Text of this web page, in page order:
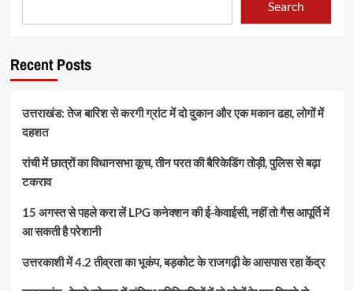
Search
Recent Posts
उत्तराखंड: तेज बारिश से करगी ग्रांट में दो दुकान और एक मकान ढहा, लोगों में
दहशत
रांची में छात्रों का विधानसभा कूच, तीन परत की बैरिकेडिंग तोड़ी, पुलिस से बढ़ा
टकराव
15 अगस्त से पहले करा लें LPG कनेक्शन की ई-केवाईसी, नहीं तो गैस आपूर्ति में
आ सकती है परेशानी
उत्तरकाशी में 4.2 तीव्रता का भूकंप, बड़कोट के राजगढ़ी के आसपास रहा केंद्र